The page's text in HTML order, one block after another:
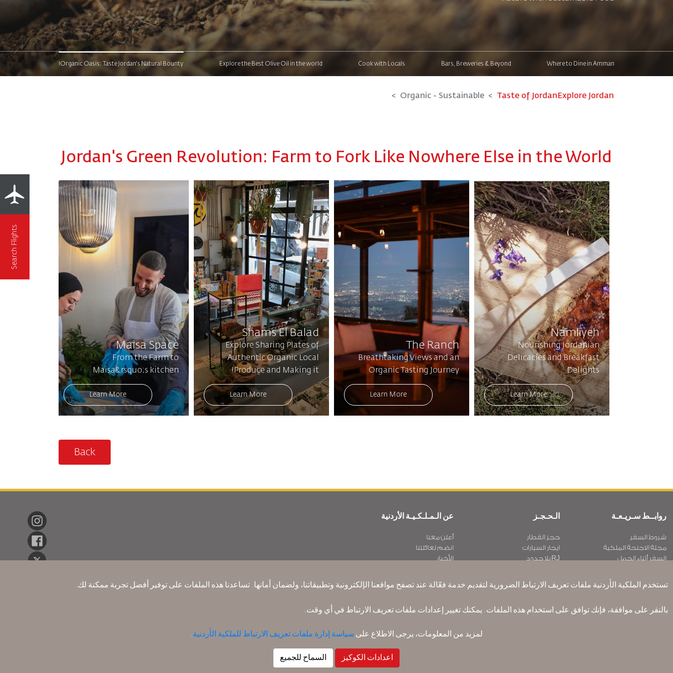
Where to Dine in Amman
Bars, Breweries & Beyond
Cook with Locals
Explore the Best Olive Oil in the world
Organic Oasis: Taste Jordan's Natural Bounty!
Explore Jordan
Taste of Jordan
Organic - Sustainable
Jordan's Green Revolution: Farm to Fork Like Nowhere Else in the World
Maisa Space
From the Farm to
Maisa&rsquo;s kitchen
Learn More
Shams El Balad
Explore Sharing Plates of
Authentic Organic Local
Produce and Making it!
Learn More
The Ranch
Breathtaking Views and an
Organic Tasting Journey
Learn More
Namliyeh
Nourishing Jordanian
Delicacies and Breakfast
Delights
Learn More
Back
Search Flights
روابــط سـريـعـة
شروط السفر
مجلة الاجنحة الملكية
السفر أثناء الحمل
ذوي الاحتياجات الخاصة
ون وورلد
Process
الـحـجـز
حجز القطار
ايجار السيارات
RJ بلا حدود
تكرم
الإقامه لمسافري الترانزيت
عن الـمـلـكـيـة الأردنية
أعلن معنا
انضم لعائلتنا
الأخبار
مكاتبنا حول العالم
أرسل ملاحظتك
قواعد السفر إلى أمريكا الشمالية
تستخدم الملكية الأردنية ملفات تعريف الارتباط الضرورية لتقديم خدمة فعّالة عند تصفح مواقعنا الإلكترونية وتطبيقاتنا، ولضمان أمانها. تساعدنا هذه الملفات على توفير أفضل تجربة ممكنة لك.
بالنقر على موافقة، فإنك توافق على استخدام هذه الملفات. يمكنك تغيير إعدادات ملفات تعريف الارتباط في أي وقت.
لمزيد من المعلومات، يرجى الاطلاع على سياسة إدارة ملفات تعريف الارتباط للملكية الأردنية.
اعدادات الكوكيز السماح للجميع